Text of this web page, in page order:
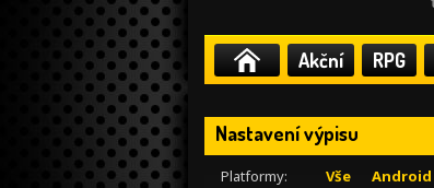
Akční RPG
Nastavení výpisu
Platformy: Vše Android